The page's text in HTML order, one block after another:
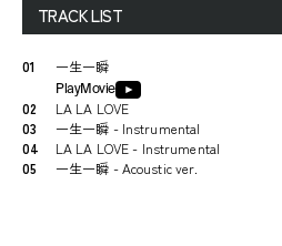
TRACK LIST
01 一生一瞬
PlayMovie
02
LA LA LOVE
03
一生一瞬 - Instrumental
04
LA LA LOVE - Instrumental
05
一生一瞬 - Acoustic ver.